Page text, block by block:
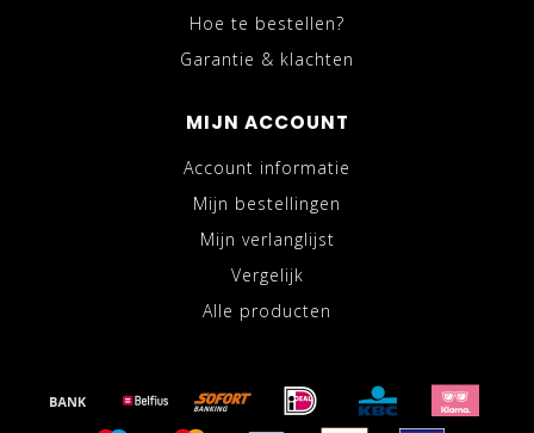
Hoe te bestellen?
Garantie & klachten
MIJN ACCOUNT
Account informatie
Mijn bestellingen
Mijn verlanglijst
Vergelijk
Alle producten